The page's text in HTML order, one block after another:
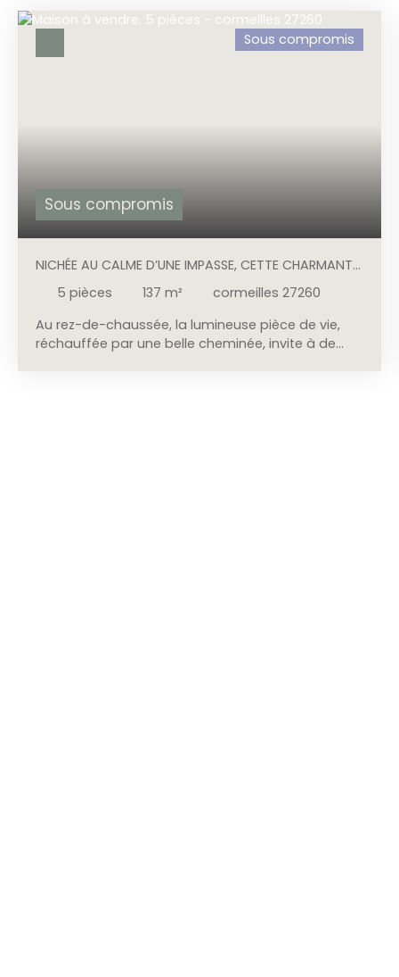
Sous compromis
Sous compromis
NICHÉE AU CALME D’UNE IMPASSE, CETTE CHARMANTE
MAISON NORMANDE CONJUGUE AUTHENTICITÉ ET
DOUCEUR DE VIVRE.
5 pièces 137 m²
cormeilles 27260
Au rez-de-chaussée, la lumineuse pièce de vie,
réchauffée par une belle cheminée, invite à de